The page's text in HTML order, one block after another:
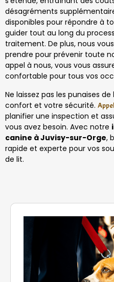
désagréments
disponibles pour répondre à
guider tout au long du
traitement. De plus, nous
prendre pour prévenir toute
appel à nous, vous vous
confortable pour tous vos
Ne laissez pas les punaises
confort et votre sécurité.
planifier une inspection et
vous avez besoin. Avec notre
canine à Juvisy-sur-Orge,
rapide et experte pour vos
de lit.